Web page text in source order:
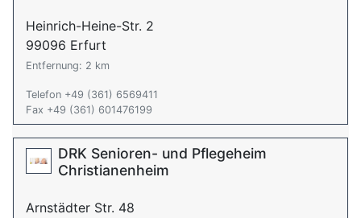
Heinrich-Heine-Str. 2
99096 Erfurt
Entfernung: 2 km
Telefon +49 (361) 6569411
Fax +49 (361) 601476199
DRK Senioren- und Pflegeheim
Christianenheim
Arnstädter Str. 48